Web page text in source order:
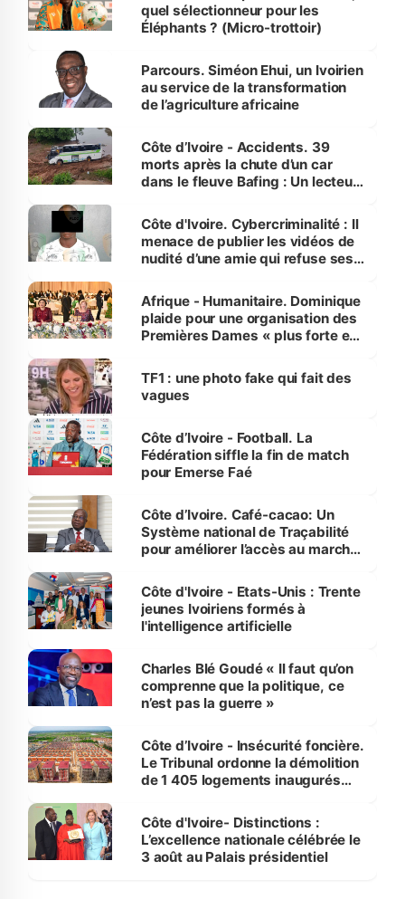
quel sélectionneur pour les
Éléphants ? (Micro-trottoir)
Parcours. Siméon Ehui, un Ivoirien
au service de la transformation
de l’agriculture africaine
Côte d’Ivoire - Accidents. 39
morts après la chute d’un car
dans le fleuve Bafing : Un lecteur
des Transports
Côte d'Ivoire. Cybercriminalité : Il
menace de publier les vidéos de
nudité d’une amie qui refuse ses
Afrique - Humanitaire. Dominique
plaide pour une organisation des
Premières Dames « plus forte et
sur la scène internationale »
TF1 : une photo fake qui fait des
vagues
Côte d’Ivoire - Football. La
Fédération siffle la fin de match
pour Emerse Faé
Côte d’Ivoire. Café-cacao: Un
Système national de Traçabilité
pour améliorer l’accès au marché
Côte d'Ivoire - Etats-Unis : Trente
jeunes Ivoiriens formés à
l'intelligence artificielle
Charles Blé Goudé « Il faut qu’on
comprenne que la politique, ce
n’est pas la guerre »
Côte d’Ivoire - Insécurité foncière.
Le Tribunal ordonne la démolition
de 1 405 logements inaugurés
Bassam
Côte d'Ivoire- Distinctions :
L’excellence nationale célébrée le
3 août au Palais présidentiel